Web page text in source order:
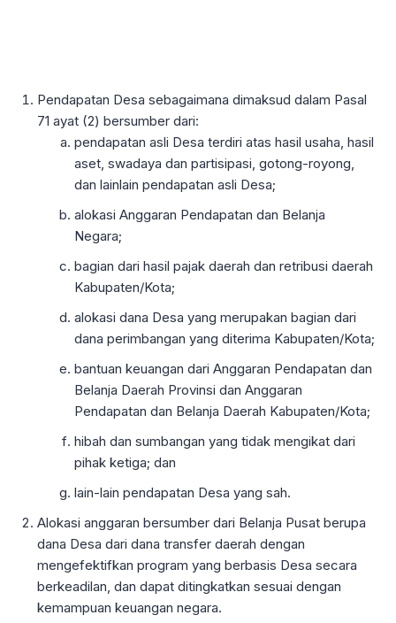
Pendapatan Desa sebagaimana dimaksud dalam Pasal
71 ayat (2) bersumber dari:
pendapatan asli Desa terdiri atas hasil usaha, hasil
aset, swadaya dan partisipasi, gotong-royong,
dan lainlain pendapatan asli Desa;
alokasi Anggaran Pendapatan dan Belanja
Negara;
bagian dari hasil pajak daerah dan retribusi daerah
Kabupaten/Kota;
alokasi dana Desa yang merupakan bagian dari
dana perimbangan yang diterima Kabupaten/Kota;
bantuan keuangan dari Anggaran Pendapatan dan
Belanja Daerah Provinsi dan Anggaran
Pendapatan dan Belanja Daerah Kabupaten/Kota;
hibah dan sumbangan yang tidak mengikat dari
pihak ketiga; dan
lain-lain pendapatan Desa yang sah.
Alokasi anggaran bersumber dari Belanja Pusat berupa
dana Desa dari dana transfer daerah dengan
mengefektifkan program yang berbasis Desa secara
berkeadilan, dan dapat ditingkatkan sesuai dengan
kemampuan keuangan negara.